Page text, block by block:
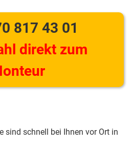
817 43 01
direkt zum
sind schnell bei Ihnen vor Ort in